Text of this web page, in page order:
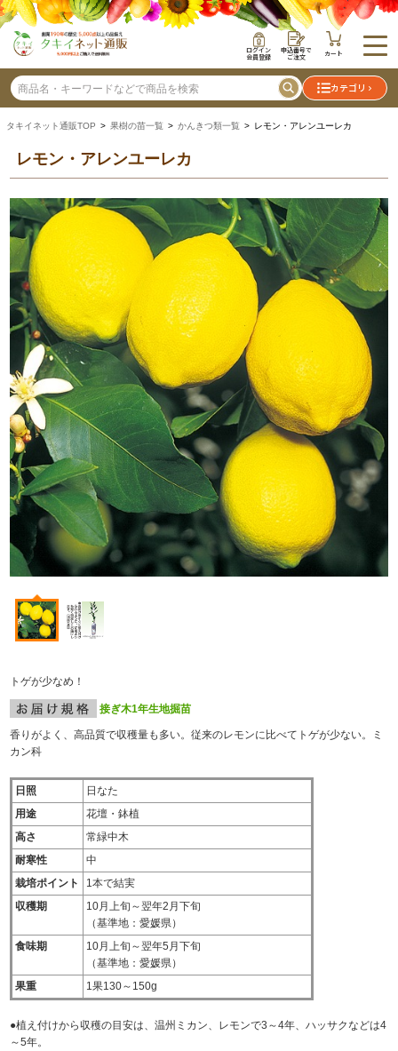
ログイン
会員登録
申込番号で
ご注文 カート
カテゴリ
タキイネット通販TOP > 果樹の苗一覧 > かんきつ類一覧 > レモン・アレンユーレカ
レモン・アレンユーレカ
トゲが少なめ！
接ぎ木1年生地掘苗
香りがよく、高品質で収穫量も多い。従来のレモンに比べてトゲが少ない。ミ
カン科
日照
日なた
用途
花壇・鉢植
高さ
常緑中木
耐寒性
中
栽培ポイント
1本で結実
収穫期
10月上旬～翌年2月下旬
（基準地：愛媛県）
食味期
10月上旬～翌年5月下旬
（基準地：愛媛県）
果重
1果130～150g
●植え付けから収穫の目安は、温州ミカン、レモンで3～4年、ハッサクなどは4
～5年。